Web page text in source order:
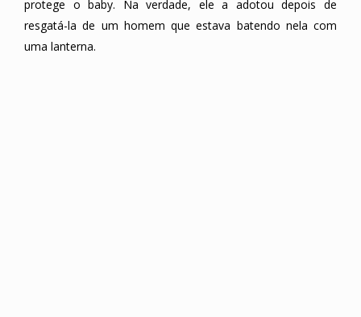
protege o baby. Na verdade, ele a adotou depois de
resgatá-la de um homem que estava batendo nela com
uma lanterna.